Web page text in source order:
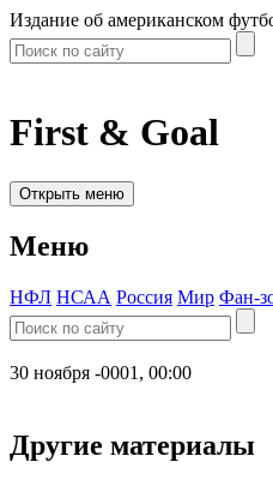
Издание об американском
First & Goal
Открыть меню
Меню
НФЛ НСАА Россия Мир Фан-
30 ноября -0001, 00:00
Другие материалы